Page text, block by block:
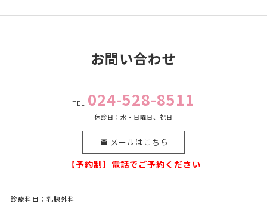
お問い合わせ
TEL. 024-528-8511
休診日：水・日曜日、祝日
メールはこちら
【予約制】電話でご予約ください
診療科目：乳腺外科